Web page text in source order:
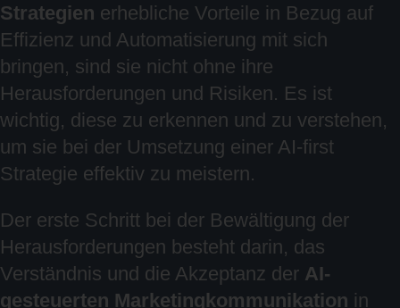
Strategien erhebliche Vorteile in Bezug auf
Effizienz und Automatisierung mit sich
bringen, sind sie nicht ohne ihre
Herausforderungen und Risiken. Es ist
wichtig, diese zu erkennen und zu verstehen,
um sie bei der Umsetzung einer AI-first
Strategie effektiv zu meistern.
Der erste Schritt bei der Bewältigung der
Herausforderungen besteht darin, das
Verständnis und die Akzeptanz der AI-
gesteuerten Marketingkommunikation in